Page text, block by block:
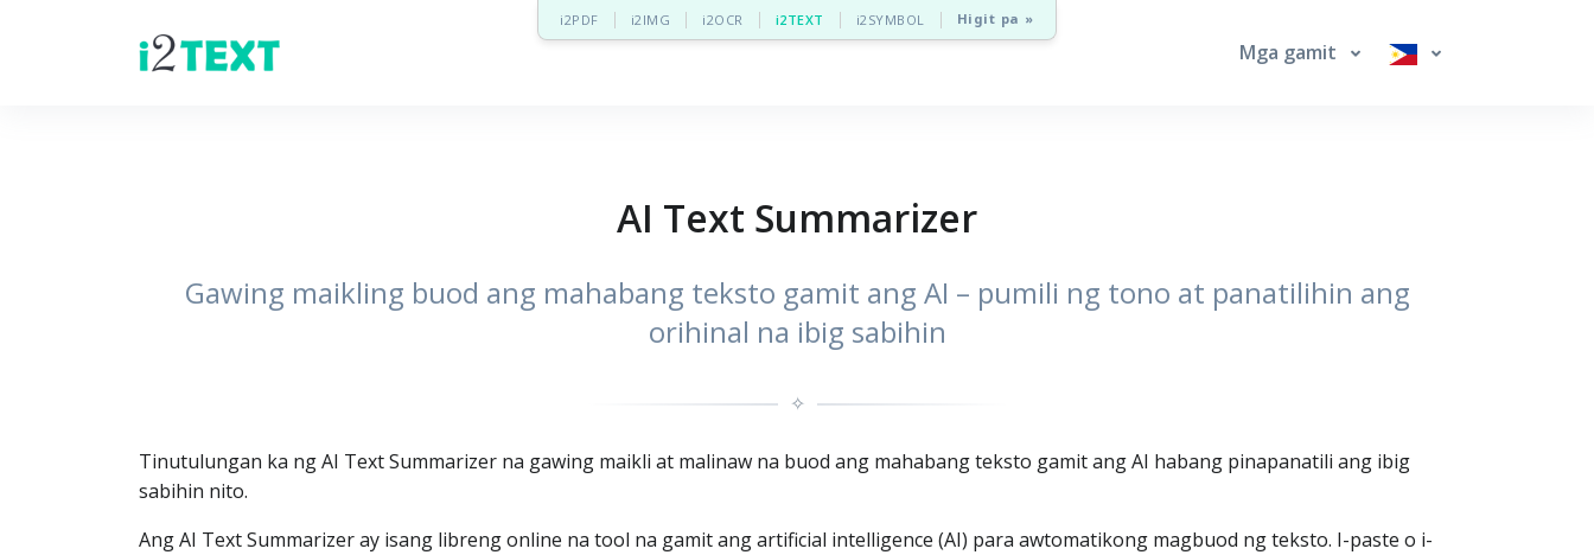
i2PDF i2IMG i2OCR i2TEXT i2SYMBOL Higit pa »
Mga gamit
AI Text Summarizer
Gawing maikling buod ang mahabang teksto gamit ang AI – pumili ng tono at panatilihin ang
orihinal na ibig sabihin
✧
Tinutulungan ka ng AI Text Summarizer na gawing maikli at malinaw na buod ang mahabang teksto gamit ang AI habang pinapanatili ang ibig
sabihin nito.
Ang AI Text Summarizer ay isang libreng online na tool na gamit ang artificial intelligence (AI) para awtomatikong magbuod ng teksto. I-paste o i-